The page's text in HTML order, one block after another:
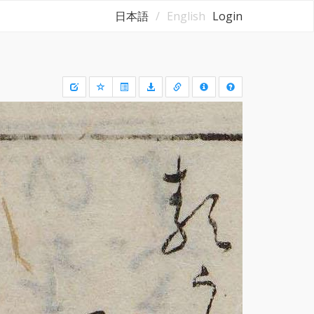
日本語 English Login
Draw
a